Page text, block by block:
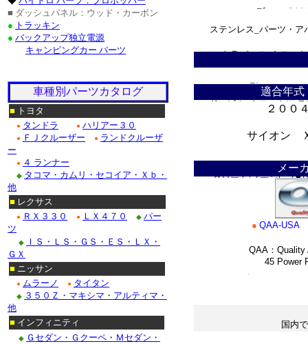
適合年式
２００
サイオン
メー
● QAA-USA
QAA：Quality
45 Power
国内
ステンレス_パーツ・
・トラバース_クロー
ドゥビル_クローム/ス
Ｆ１５０_クローム/ス
クローム/ステンレス■
クロームパーツ■ニッ
・テラノ_クローム/
/ステンレス_パーツ・
Ｍ３５_クローム/ステ
■ ダッシュパネル：ウッド・カーボン
● トラッキン
● バックアップ独立電源
キャンピングカー パーツ
車種別パーツカタログ
■ トヨタ
● タンドラ ● ハリアー３０
● ＦＪクルーザー ● ランドクルーザ
ー
● ４ ランナー
◆ タコマ・カムリ・セコイア・Ｘｂ・
他
■ レクサス
● ＲＸ３３０ ● ＬＸ４７０ ◆ パー
ツ
◆
ＩＳ・ＬＳ・ＧＳ・ＥＳ・ＬＸ・
ＧＸ
■ ニッサン
● ムラーノ ● タイタン
◆ ３５０Ｚ・マキシマ・アルティマ・
他
■ インフィニティ
◆ Ｇセダン・Ｇクーペ・Ｍセダン・